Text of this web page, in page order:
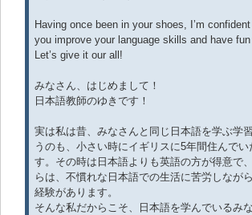
Having once been in your shoes, I’m
you improve your language skills and have
Let’s give it our all!
みなさん、はじめまして！
日本語教師のゆきです！
実は私は昔、みなさんと同じ日本語を学ぶ学
うのも、小さい時にイギリスに5年間住んでい
す。その時は日本語よりも英語の方が得意で
らは、不慣れな日本語での生活に苦労しなが
経験があります。
そんな私だからこそ、日本語を学んでいるみ